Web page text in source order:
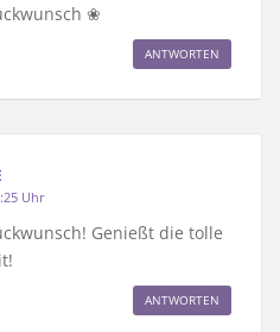
❀
ANTWORTEN
Uhr
Genießt die tolle
ANTWORTEN